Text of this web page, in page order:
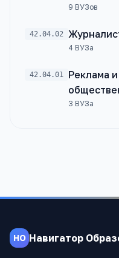
9 ВУЗов
42.04.02
4 ВУЗа
42.04.01
Реклама
3 ВУЗа
НО Навигатор